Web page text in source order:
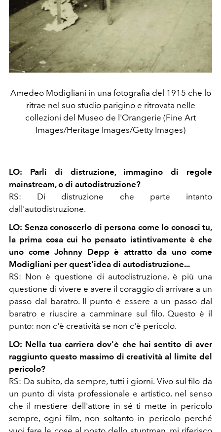
Amedeo Modigliani in una fotografia del 1915 che lo
ritrae nel suo studio parigino e ritrovata nelle
collezioni del Museo de l'Orangerie (Fine Art
Images/Heritage Images/Getty Images)
LO: Parli di distruzione, immagino di regole
mainstream, o di autodistruzione?
RS: Di distruzione che parte intanto
dall'autodistruzione.
LO: Senza conoscerlo di persona come lo conosci tu,
la prima cosa cui ho pensato istintivamente è che
uno come Johnny Depp è attratto da uno come
Modigliani per quest'idea di autodistruzione...
RS: Non è questione di autodistruzione, è più una
questione di vivere e avere il coraggio di arrivare a un
passo dal baratro. Il punto è essere a un passo dal
baratro e riuscire a camminare sul filo. Questo è il
punto: non c'è creatività se non c'è pericolo.
LO: Nella tua carriera dov'è che hai sentito di aver
raggiunto questo massimo di creatività al limite del
pericolo?
RS: Da subito, da sempre, tutti i giorni. Vivo sul filo da
un punto di vista professionale e artistico, nel senso
che il mestiere dell'attore in sé ti mette in pericolo
sempre, ogni film, non soltanto in pericolo perché